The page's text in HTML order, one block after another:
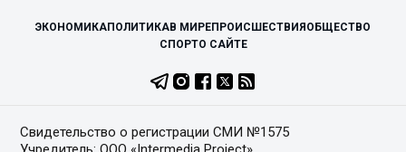
ЭКОНОМИКАПОЛИТИКАВ МИРЕПРОИСШЕСТВИЯОБЩЕСТВО
СПОРТО САЙТЕ
Свидетельство о регистрации СМИ №1575